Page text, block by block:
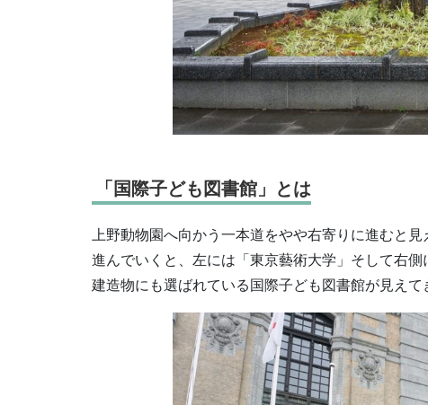
「国際子ども図書館」とは
上野動物園へ向かう一本道をやや右寄りに進むと
進んでいくと、左には「東京藝術大学」そして右
建造物にも選ばれている国際子ども図書館が見えて